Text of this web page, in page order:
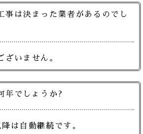
事は決まった業者があるのでし
ざいません。
年でしょうか?
は自動継続です。